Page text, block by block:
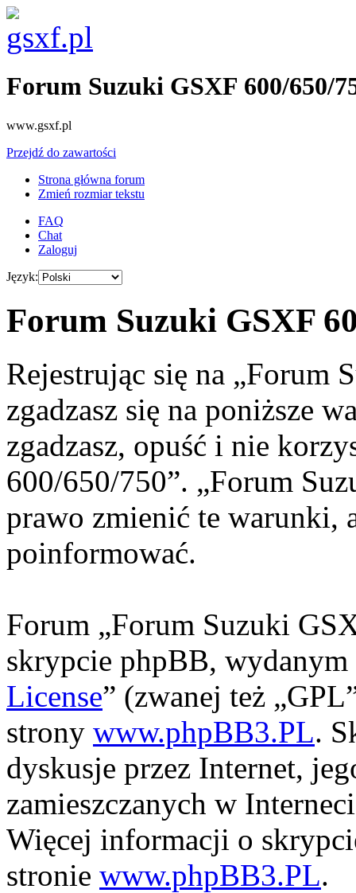
Forum Suzuki GSXF 600/650/
www.gsxf.pl
Przejdź do zawartości
Strona główna forum
Zmień rozmiar tekstu
FAQ
Chat
Zaloguj
Język:
Forum Suzuki GSXF
Rejestrując się na „Forum
zgadzasz się na poniższe
zgadzasz, opuść i nie
600/650/750”. „Forum
prawo zmienić te warunki,
poinformować.
Forum „Forum Suzuki
skrypcie phpBB,
License” (zwanej też
strony www.phpBB3.PL.
dyskusje przez Internet,
zamieszczanych w
Więcej informacji o
stronie www.phpBB3.PL.